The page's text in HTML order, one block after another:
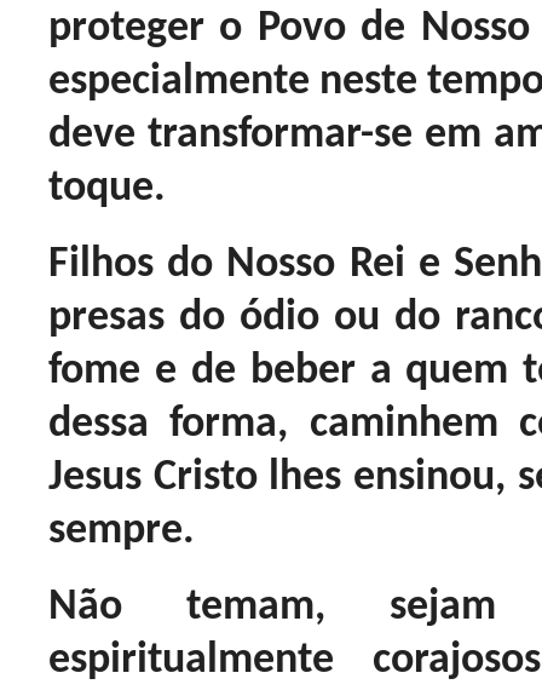
proteger o Povo de Nosso
especialmente neste
deve transformar-se em
toque.
Filhos do Nosso Rei e
presas do ódio ou do
fome e de beber a quem
dessa forma, caminhem
Jesus Cristo lhes ensinou,
sempre.
Não temam, sejam
espiritualmente